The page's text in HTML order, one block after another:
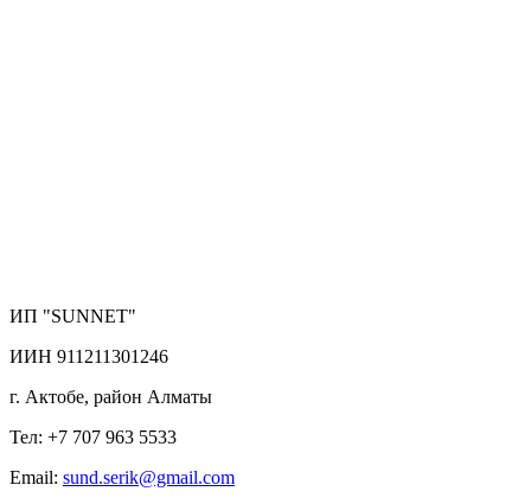
ИП "SUNNET"
ИИН 911211301246
г. Актобе, район Алматы
Тел: +7 707 963 5533
Email: sund.serik@gmail.com